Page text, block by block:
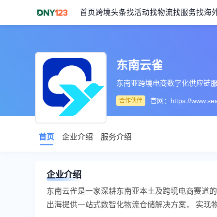
首页 跨境头条找活动找物流找服务找海
东南云雀
东南亚跨境电商数字化供应链
合作伙伴 官网： https://
首页 企业介绍 服务介绍
企业介绍
东南云雀是一家深耕东南亚本土及跨境电商赛道
出海提供一站式数智化物流仓储解决方案， 实现